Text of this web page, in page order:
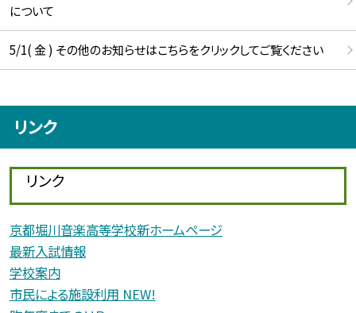
について
5/1( 金 ) その他のお知らせはこちらをクリックしてご覧ください
リンク
リンク
京都堀川音楽高等学校新ホームページ
最新入試情報
学校案内
市民による施設利用 NEW!